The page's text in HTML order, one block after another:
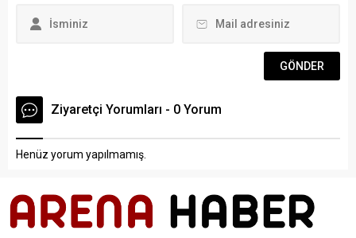
Ziyaretçi Yorumları - 0 Yorum
Henüz yorum yapılmamış.